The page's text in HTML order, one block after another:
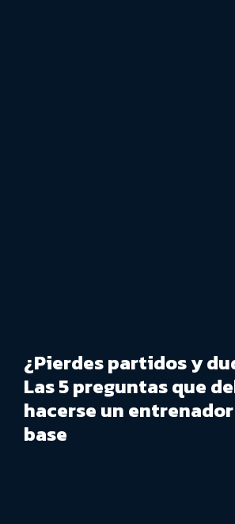
¿Pierdes partidos y
Las 5 preguntas que
hacerse un
base